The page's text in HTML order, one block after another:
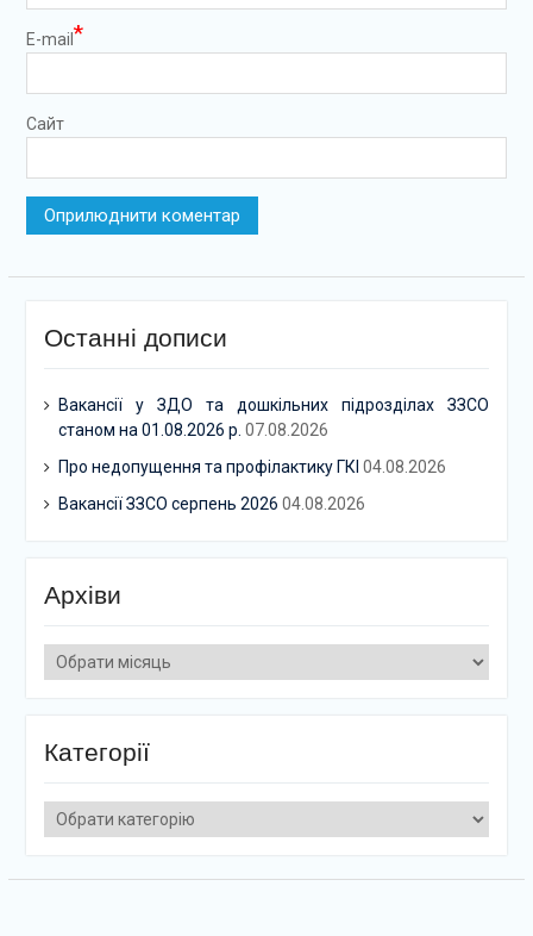
E-mail *
Сайт
Останні дописи
Вакансії у ЗДО та дошкільних підрозділах ЗЗСО
станом на 01.08.2026 р. 07.08.2026
Про недопущення та профілактику ГКІ 04.08.2026
Вакансії ЗЗСО серпень 2026 04.08.2026
Архіви
Архіви
Категорії
Категорії